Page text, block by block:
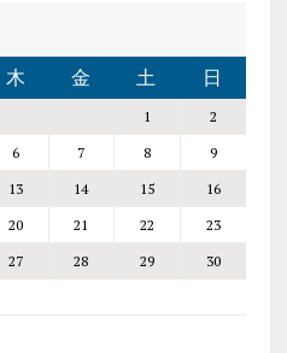
木 金 土 日
1
2
6 7 8
9
13 14 15
16
20 21 22
23
27 28 29
30